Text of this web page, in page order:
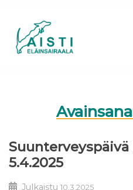
5.4.2025
Julkaistu 10.3.2025